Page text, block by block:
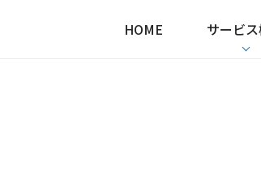
HOME サービ